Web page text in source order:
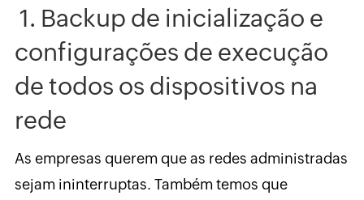
1. Backup de inicialização e
configurações de execução
de todos os dispositivos na
rede
As empresas querem que as redes administradas
sejam ininterruptas. Também temos que